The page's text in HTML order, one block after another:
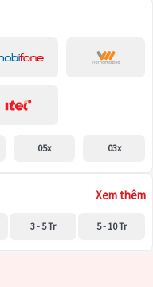
05x 03x
Xem thêm
3 - 5 Tr 5 - 10 Tr